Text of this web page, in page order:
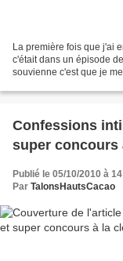
La première fois que j'ai
c'était dans un épisode
souvienne c'est que je
Confessions
super concours
Publié le 05/10/2010 à
Par TalonsHautsCacao